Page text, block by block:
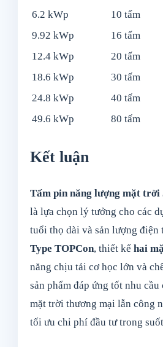
6.2 kWp
10 tấm
9.92 kWp
16 tấm
12.4 kWp
20 tấm
18.6 kWp
30 tấm
24.8 kWp
40 tấm
49.6 kWp
80 tấm
Kết luận
Tấm pin năng lượng mặt
là lựa chọn lý tưởng cho các
tuổi thọ dài và sản lượng điện
Type TOPCon, thiết kế hai
năng chịu tải cơ học lớn và
sản phẩm đáp ứng tốt nhu
mặt trời thương mại lẫn công
tối ưu chi phí đầu tư trong